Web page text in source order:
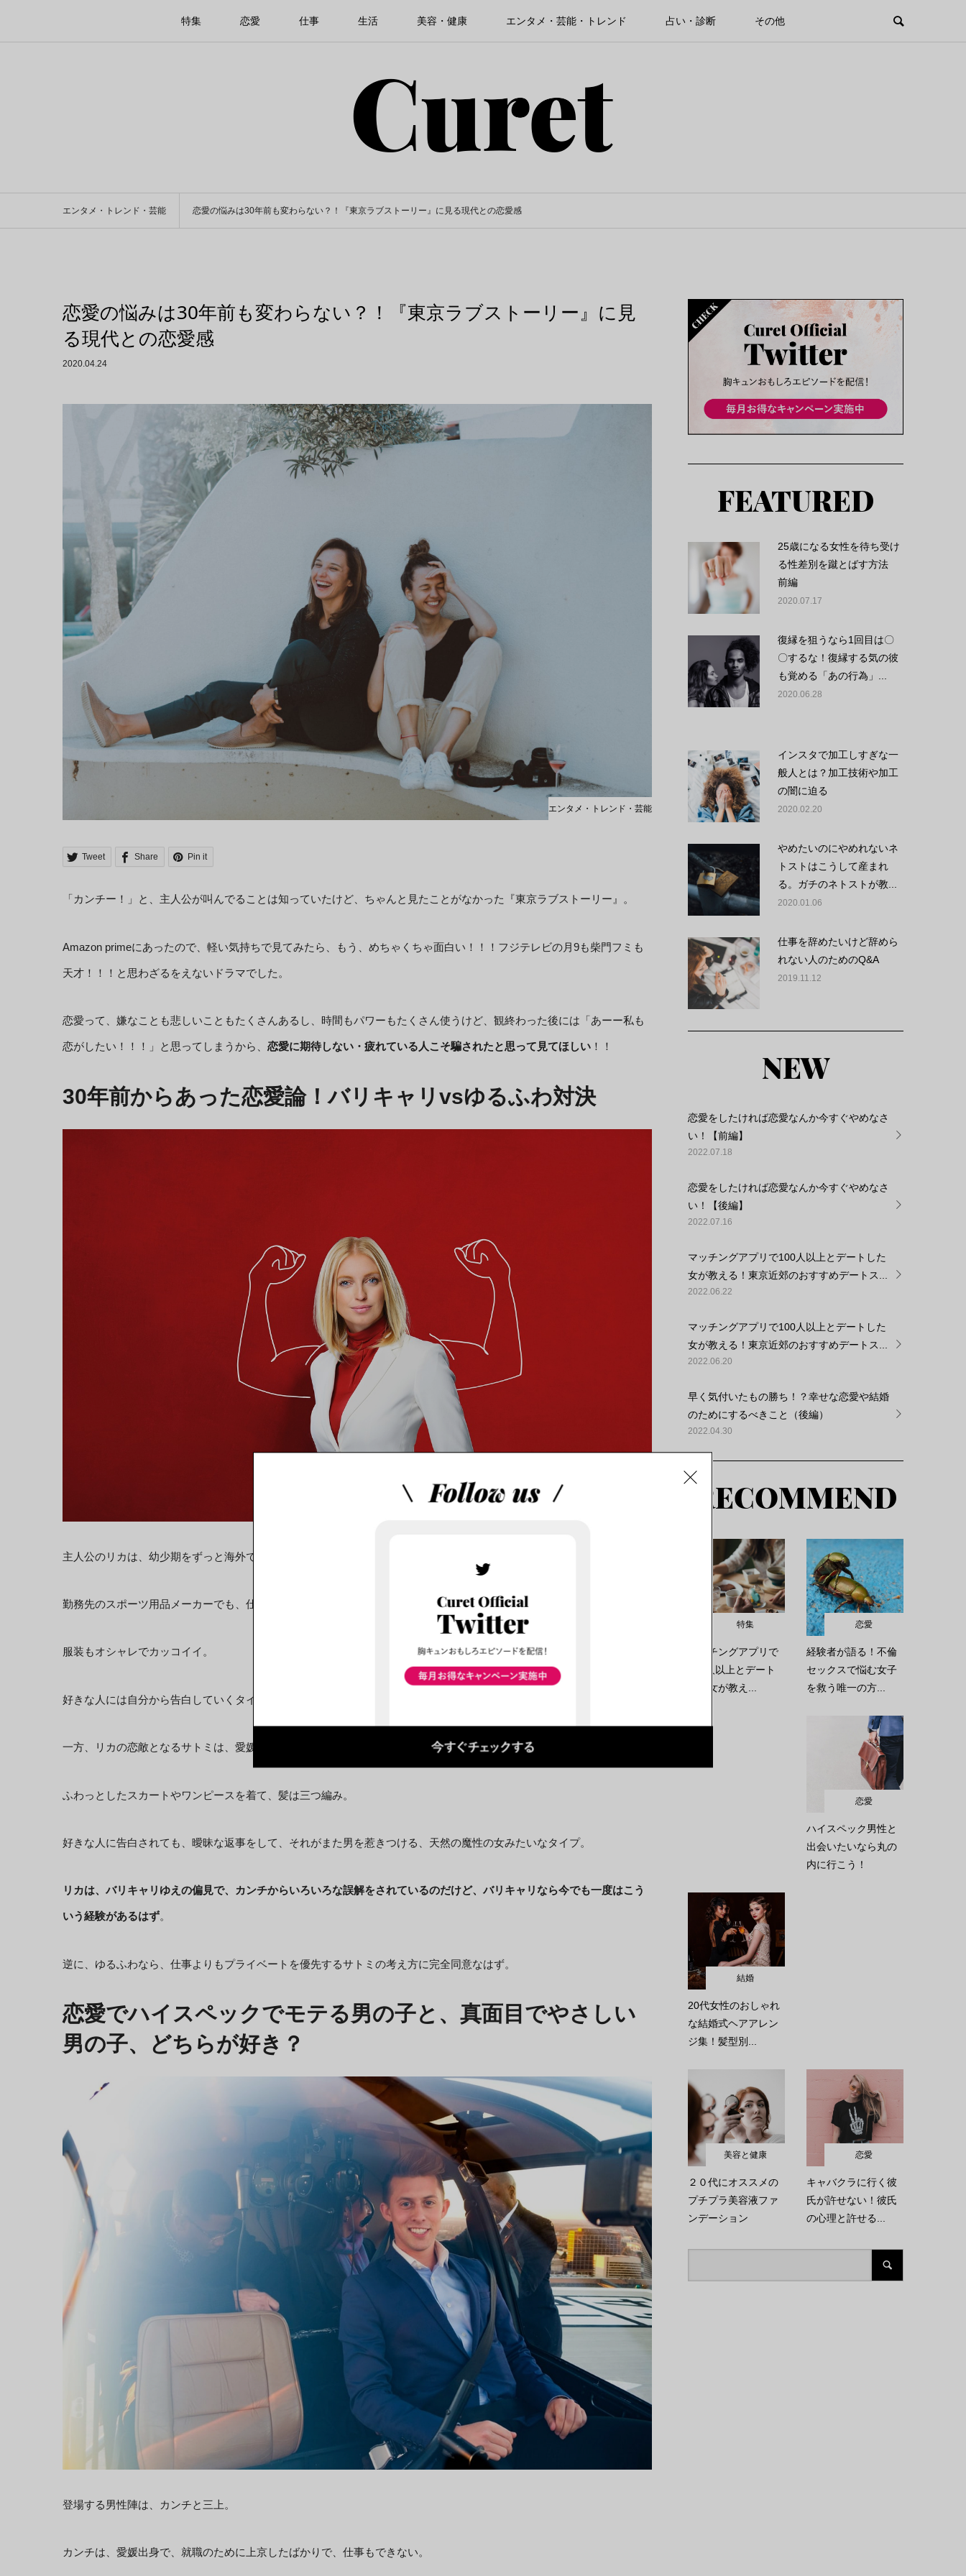
特集 恋愛 仕事 生活 美容・健康 エンタメ・芸能・トレンド 占い・診断 その他
エンタメ・トレンド・芸能 恋愛の悩みは30年前も変わらない？！『東京ラブストーリー』に見る現代との恋愛感
恋愛の悩みは30年前も変わらない？！『東京ラブストーリー』に見
る現代との恋愛感
2020.04.24
エンタメ・トレンド・芸能
Tweet Share Pin it
「カンチー！」と、主人公が叫んでることは知っていたけど、ちゃんと見たことがなかった『東京ラブストーリー』。
Amazon primeにあったので、軽い気持ちで見てみたら、もう、めちゃくちゃ面白い！！！フジテレビの月9も柴門フミも
天才！！！と思わざるをえないドラマでした。
恋愛って、嫌なことも悲しいこともたくさんあるし、時間もパワーもたくさん使うけど、観終わった後には「あーー私も
恋がしたい！！！」と思ってしまうから、 恋愛に期待しない・疲れている人こそ騙されたと思って見てほしい ！！
30年前からあった恋愛論！バリキャリvsゆるふわ対決
主人公のリカは、幼少期をずっと海外で過ごしている帰国子女。
勤務先のスポーツ用品メーカーでも、仕事をテキパキこなして、上司やクライアントからの信頼も厚いデキる女性です。
服装もオシャレでカッコイイ。
好きな人には自分から告白していくタイプ。
一方、リカの恋敵となるサトミは、愛媛出身の幼稚園の先生。
ふわっとしたスカートやワンピースを着て、髪は三つ編み。
好きな人に告白されても、曖昧な返事をして、それがまた男を惹きつける、天然の魔性の女みたいなタイプ。
リカは、バリキャリゆえの偏見で、カンチからいろいろな誤解をされているのだけど、バリキャリなら今でも一度はこう
いう経験があるはず。
逆に、ゆるふわなら、仕事よりもプライベートを優先するサトミの考え方に完全同意なはず。
恋愛でハイスペックでモテる男の子と、真面目でやさしい
男の子、どちらが好き？
登場する男性陣は、カンチと三上。
カンチは、愛媛出身で、就職のために上京したばかりで、仕事もできない。
FEATURED
25歳になる女性を待ち受け
る性差別を蹴とばす方法
前編
2020.07.17
復縁を狙うなら1回目は〇
〇するな！復縁する気の彼
も覚める「あの行為」...
2020.06.28
インスタで加工しすぎな一
般人とは？加工技術や加工
の闇に迫る
2020.02.20
やめたいのにやめれないネ
トストはこうして産まれ
る。ガチのネトストが教...
2020.01.06
仕事を辞めたいけど辞めら
れない人のためのQ&A
2019.11.12
NEW
恋愛をしたければ恋愛なんか今すぐやめなさ
い！【前編】
2022.07.18
恋愛をしたければ恋愛なんか今すぐやめなさ
い！【後編】
2022.07.16
マッチングアプリで100人以上とデートした
女が教える！東京近郊のおすすめデートス...
2022.06.22
マッチングアプリで100人以上とデートした
女が教える！東京近郊のおすすめデートス...
2022.06.20
早く気付いたもの勝ち！？幸せな恋愛や結婚
のためにするべきこと（後編）
2022.04.30
RECOMMEND
特集
マッチングアプリで
100人以上とデート
した女が教え...
恋愛
経験者が語る！不倫
セックスで悩む女子
を救う唯一の方...
恋愛
ハイスペック男性と
出会いたいなら丸の
内に行こう！
結婚
20代女性のおしゃれ
な結婚式ヘアアレン
ジ集！髪型別...
美容と健康
２０代にオススメの
プチプラ美容液ファ
ンデーション
恋愛
キャバクラに行く彼
氏が許せない！彼氏
の心理と許せる...